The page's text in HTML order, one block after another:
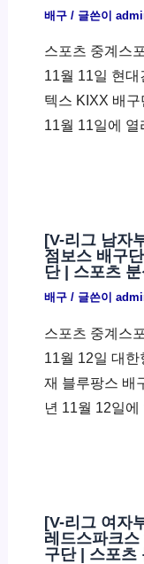
배구/ 글쓴이
스포츠 중계스
11월 11일 현
텍스 KIXX 배
11월 11일에
[V-리그 남자
점보스 배구
단 | 스포츠
배구/ 글쓴이
스포츠 중계스
11월 12일 대
재 블루팡스 배
년 11월 12일
[V-리그 여자
레드스파크
구단 | 스포츠